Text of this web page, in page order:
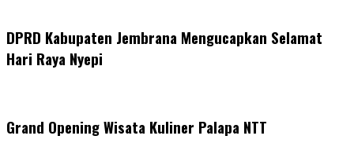
DPRD Kabupaten Jembrana Mengucapkan Selamat
Hari Raya Nyepi
Grand Opening Wisata Kuliner Palapa NTT